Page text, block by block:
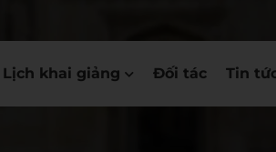
Lịch khai giảng Đối tác Tin